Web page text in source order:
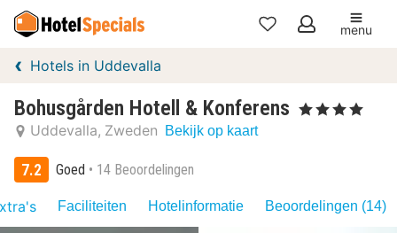
Mijn
menu
Hotels in Uddevalla
Bohusgården Hotell & Konferens , 4 Sterren
Uddevalla Zweden Bekijk op kaart
7.2 Goed 14 Beoordelingen
Faciliteiten Hotelinformatie Beoordelingen (14)